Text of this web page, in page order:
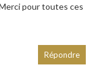
pour toutes ces
Répondre